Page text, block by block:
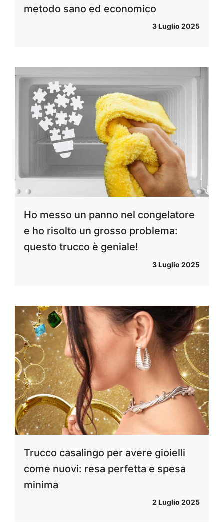
metodo sano ed economico
3 Luglio 2025
Ho messo un panno nel congelatore
e ho risolto un grosso problema:
questo trucco è geniale!
3 Luglio 2025
Trucco casalingo per avere gioielli
come nuovi: resa perfetta e spesa
minima
2 Luglio 2025